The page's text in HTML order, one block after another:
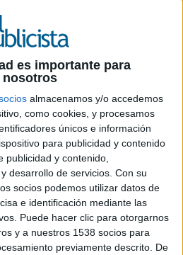
es importante para
nosotros
almacenamos y/o accedemos
como cookies, y procesamos
únicos e información
para publicidad y contenido
publicidad y contenido,
desarrollo de servicios. Con su
socios podemos utilizar datos de
e identificación mediante las
Puede hacer clic para otorgarnos
y a nuestros 1538 socios para
previamente descrito. De
de cuentas
por TBWA España
de Madrid,
de cuentas,
directora.